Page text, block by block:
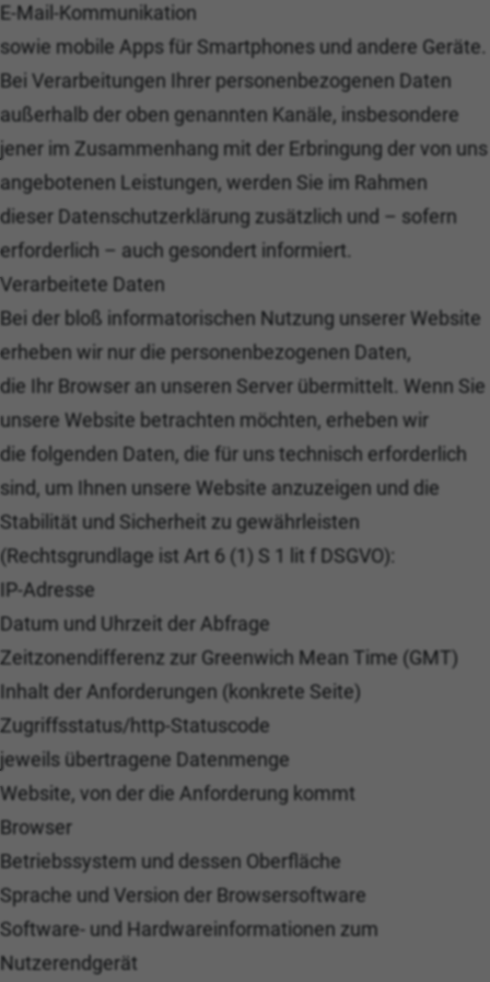
E-Mail-Kommunikation
sowie mobile Apps für Smartphones und andere Geräte.
Bei Verarbeitungen Ihrer personenbezogenen Daten
außerhalb der oben genannten Kanäle, insbesondere
jener im Zusammenhang mit der Erbringung der von uns
angebotenen Leistungen, werden Sie im Rahmen
dieser Datenschutzerklärung zusätzlich und – sofern
erforderlich – auch gesondert informiert.
Verarbeitete Daten
Bei der bloß informatorischen Nutzung unserer Website
erheben wir nur die personenbezogenen Daten,
die Ihr Browser an unseren Server übermittelt. Wenn Sie
unsere Website betrachten möchten, erheben wir
die folgenden Daten, die für uns technisch erforderlich
sind, um Ihnen unsere Website anzuzeigen und die
Stabilität und Sicherheit zu gewährleisten
(Rechtsgrundlage ist Art 6 (1) S 1 lit f DSGVO):
IP-Adresse
Datum und Uhrzeit der Abfrage
Zeitzonendifferenz zur Greenwich Mean Time (GMT)
Inhalt der Anforderungen (konkrete Seite)
Zugriffsstatus/http-Statuscode
jeweils übertragene Datenmenge
Website, von der die Anforderung kommt
Browser
Betriebssystem und dessen Oberfläche
Sprache und Version der Browsersoftware
Software- und Hardwareinformationen zum
Nutzerendgerät